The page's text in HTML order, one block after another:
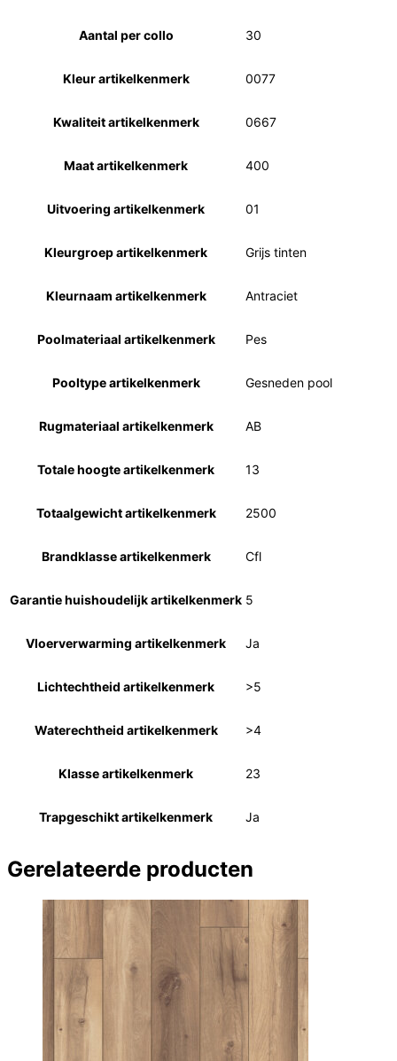
Aantal per collo 30
Kleur artikelkenmerk 0077
Kwaliteit artikelkenmerk 0667
Maat artikelkenmerk 400
Uitvoering artikelkenmerk 01
Kleurgroep artikelkenmerk Grijs tinten
Kleurnaam artikelkenmerk Antraciet
Poolmateriaal artikelkenmerk Pes
Pooltype artikelkenmerk Gesneden pool
Rugmateriaal artikelkenmerk AB
Totale hoogte artikelkenmerk 13
Totaalgewicht artikelkenmerk 2500
Brandklasse artikelkenmerk Cfl
Garantie huishoudelijk artikelkenmerk 5
Vloerverwarming artikelkenmerk Ja
Lichtechtheid artikelkenmerk >5
Waterechtheid artikelkenmerk >4
Klasse artikelkenmerk 23
Trapgeschikt artikelkenmerk Ja
Gerelateerde producten